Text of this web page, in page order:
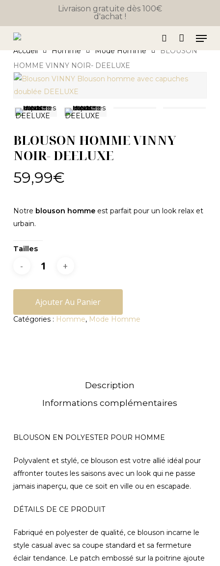
main
Livraison gratuite dès 100€
d'achat !
search
Accueil Homme Mode Homme
BLOUSON
HOMME VINNY NOIR- DEELUXE
BLOUSON HOMME VINNY
NOIR- DEELUXE
59,99€
Notre blouson hommeest parfait pour un look relax et
urbain.
Tailles
Ajouter Au Panier
Catégories : Homme, Mode Homme
Description
Informations complémentaires
BLOUSON EN POLYESTER POUR HOMME
Polyvalent et stylé, ce blouson est votre allié idéal pour
affronter toutes les saisons avec un look qui ne passe
jamais inaperçu, que ce soit en ville ou en escapade.
DÉTAILS DE CE PRODUIT
Fabriqué en polyester de qualité, ce blouson incarne le
style casual avec sa coupe standard et sa fermeture
éclair tendance. Le patch embossé sur la poitrine ajoute